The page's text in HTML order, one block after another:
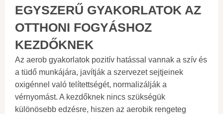
EGYSZERŰ GYAKORLATOK AZ
OTTHONI FOGYÁSHOZ
KEZDŐKNEK
Az aerob gyakorlatok pozitív hatással vannak a szív és
a tüdő munkájára, javítják a szervezet sejtjeinek
oxigénnel való telítettségét, normalizálják a
vérnyomást. A kezdőknek nincs szükségük
különösebb edzésre, hiszen az aerobik rengeteg